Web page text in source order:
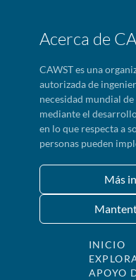
Acerca de
CAWST es una
autorizada de
necesidad mundial
mediante el
en lo que respecta a
personas pueden
Más
INICIO
APOYO